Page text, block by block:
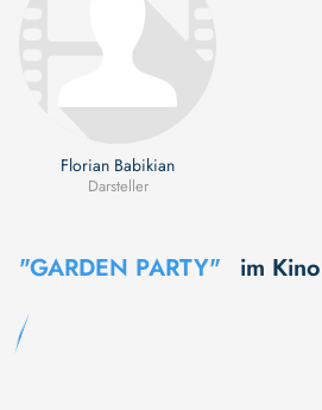
Florian Babikian
Darsteller
"GARDEN PARTY" im Kino